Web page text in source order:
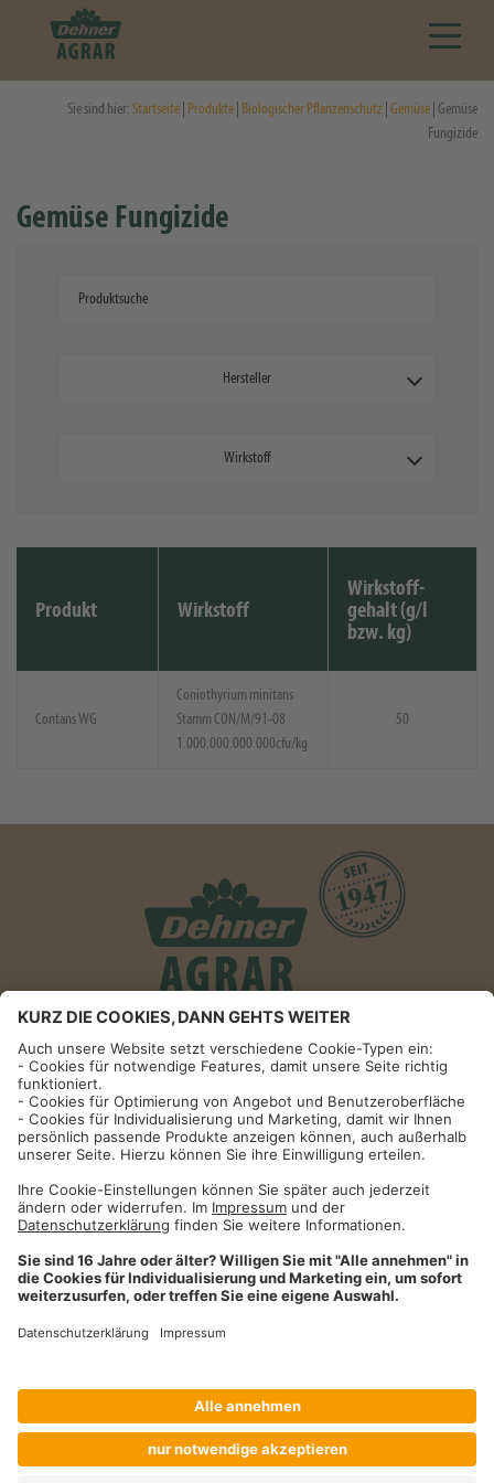
Sie sind hier:Startseite Produkte Biologischer Pflanzenschutz Gemüse | Gemüse
Fungizide
Gemüse Fungizide
Hersteller
Wirkstoff
Produkt Wirkstoff
Wirkstoff-
gehalt (g/l
bzw. kg)
Contans WG
Coniothyrium minitans
Stamm CON/M/91-08
1.000.000.000.000cfu/kg
50
Informationen
Impressum
Datenschutzhinweise
AGB und Widerrufsbelehrung
Dehner Unternehmen
Cookie-Einstellungen
Dehner Agrar GmbH & Co. KG
09090 / 77 72 72
Fax09090 / 77 73 91
agrar@dehner.de